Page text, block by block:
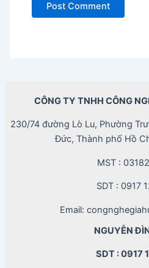
CÔNG TY TNHH CÔNG
230/74 đường Lò Lu, Phường
Đức, Thành phố Hồ
MST :
SDT : 0917
Email:
NGUYỄN
SDT : 0917